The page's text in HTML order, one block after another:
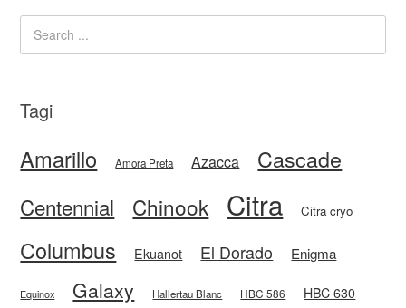
Tagi
Amarillo Amora Preta Azacca Cascade
Centennial Chinook Citra Citra cryo
Columbus Ekuanot El Dorado Enigma
Equinox Galaxy Hallertau Blanc HBC 586 HBC 630